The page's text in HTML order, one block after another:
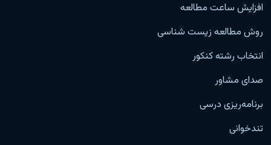
افزایش ساعت مطالعه
روش مطالعه زیست شناسی
انتخاب رشته کنکور
صدای مشاور
برنامه‌ریزی درسی
تندخوانی